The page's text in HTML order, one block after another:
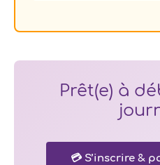
Prêt(e) à
💳 S’inscrire &